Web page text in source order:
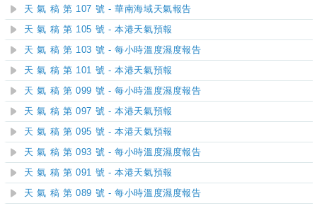
天 氣 稿 第 107 號 - 華南海域天氣報告
天 氣 稿 第 105 號 - 本港天氣預報
天 氣 稿 第 103 號 - 每小時溫度濕度報告
天 氣 稿 第 101 號 - 本港天氣預報
天 氣 稿 第 099 號 - 每小時溫度濕度報告
天 氣 稿 第 097 號 - 本港天氣預報
天 氣 稿 第 095 號 - 本港天氣預報
天 氣 稿 第 093 號 - 每小時溫度濕度報告
天 氣 稿 第 091 號 - 本港天氣預報
天 氣 稿 第 089 號 - 每小時溫度濕度報告